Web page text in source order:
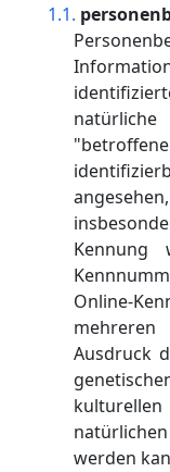
Kennung
Online-
Ausdruck
werden